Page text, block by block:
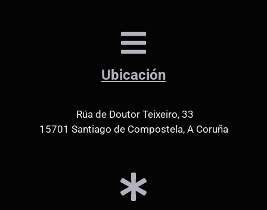
Ubicación
Rúa de Doutor Teixeiro, 33
15701 Santiago de Compostela, A Coruña